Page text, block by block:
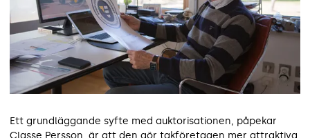
Ett grundläggande syfte med auktorisationen, påpekar
Classe Persson, är att den gör takföretagen mer attraktiva